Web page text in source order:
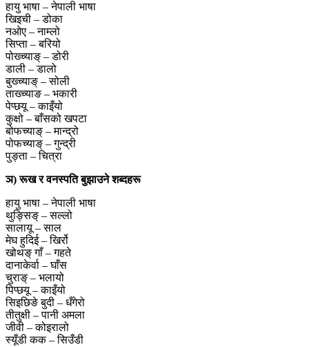
हायु भाषा – नेपाली भाषा
खिइची – डोका
नओए – नाम्लो
सिप्ता – बरियो
पोख्च्याङ् – डोरी
डाली – डालो
बुख्च्याङ् – सोली
ताख्च्याङ – भकारी
पेप्छयू – काइँयो
कुक्षो – बाँसको खपटा
बोफच्याङ् – मान्द्रो
पोफच्याङ् – गुन्द्री
पुङ्ता – चित्रा
ञ) रूख र वनस्पति बुझाउने शब्दहरू
हायु भाषा – नेपाली भाषा
थुङ्सिङ् – सल्लो
सालायू – साल
मेघ हुदिई – खिर्रो
खोथङ् गाँ – गहते
दानाकेर्वा – घाँस
चुराङ् – भलायो
पिप्छयू – काइँयो
सिइछिङे बुदी – धँगेरो
तीतुक्षी – पानी अमला
जीवी – कोइरालो
स्यूँडी कक – सिउँडी